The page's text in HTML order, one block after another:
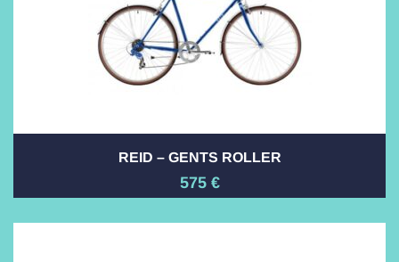
REID – GENTS ROLLER
575 €